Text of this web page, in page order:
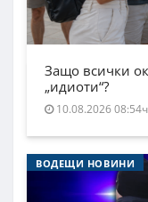
Защо всички
„идиоти“?
10.08.2026
ВОДЕЩИ НОВИНИ